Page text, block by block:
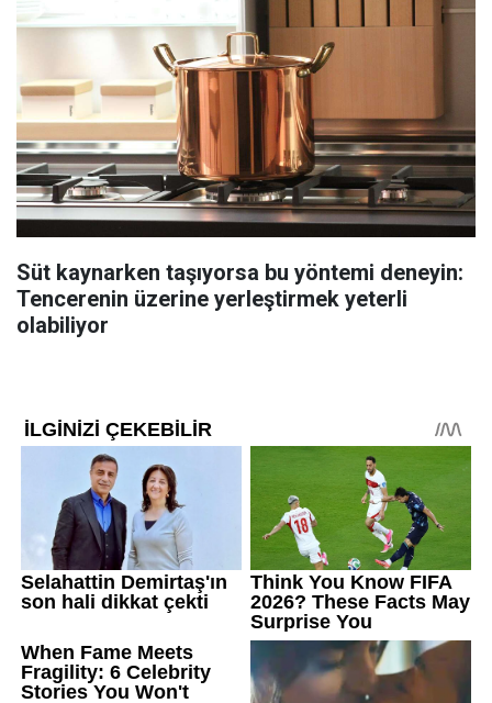
Süt kaynarken taşıyorsa bu yöntemi deneyin:
Tencerenin üzerine yerleştirmek yeterli
olabiliyor